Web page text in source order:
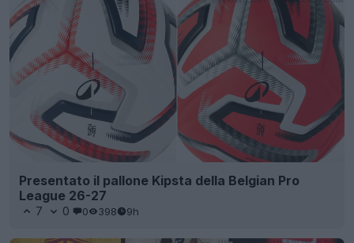
Presentato il pallone Kipsta della Belgian Pro
League 26-27
7 0 0 398 9h